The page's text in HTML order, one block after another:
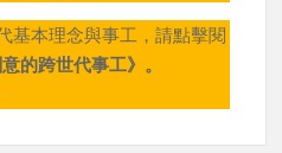
基本理念與事工，請點擊閱
意的跨世代事工》 。